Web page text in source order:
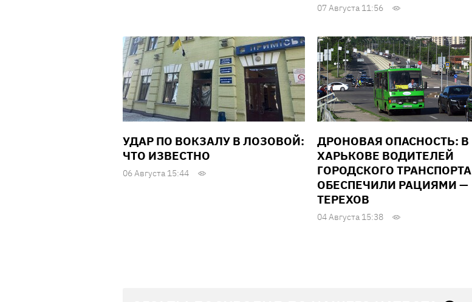
07 Августа 11:56
УДАР ПО ВОКЗАЛУ В ЛОЗОВОЙ:
ЧТО ИЗВЕСТНО
06 Августа 15:44
ДРОНОВАЯ ОПАСНОСТЬ: В
ХАРЬКОВЕ ВОДИТЕЛЕЙ
ГОРОДСКОГО ТРАНСПОРТА
ОБЕСПЕЧИЛИ РАЦИЯМИ —
ТЕРЕХОВ
04 Августа 15:38